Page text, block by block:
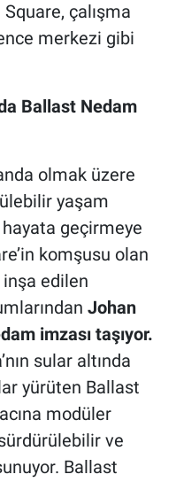
çalışma
merkezi gibi
Ballast Nedam
olmak üzere
yaşam
geçirmeye
komşusu olan
inşa edilen
Johan
imzası taşıyor.
sular altında
yürüten Ballast
modüler
ve
Ballast